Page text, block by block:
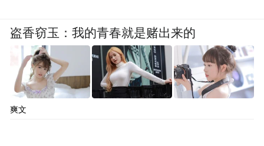
盗香窃玉：我的青春就是赌出来的
爽文